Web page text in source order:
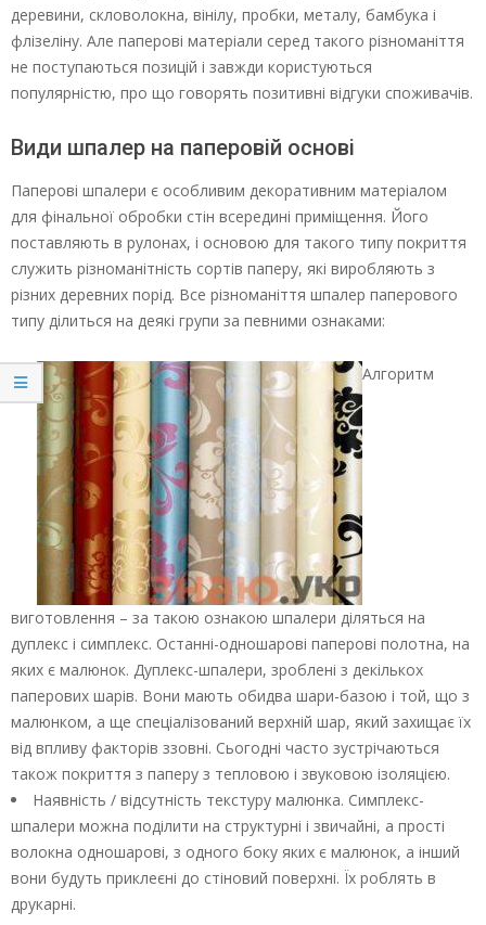
деревини, скловолокна, вінілу, пробки, металу, бамбука і
флізеліну. Але паперові матеріали серед такого різноманіття
не поступаються позицій і завжди користуються
популярністю, про що говорять позитивні відгуки споживачів.
Види шпалер на паперовій основі
Паперові шпалери є особливим декоративним матеріалом
для фінальної обробки стін всередині приміщення. Його
поставляють в рулонах, і основою для такого типу покриття
служить різноманітність сортів паперу, які виробляють з
різних деревних порід. Все різноманіття шпалер паперового
типу ділиться на деякі групи за певними ознаками:
Алгоритм
виготовлення – за такою ознакою шпалери діляться на
дуплекс і симплекс. Останні-одношарові паперові полотна, на
яких є малюнок. Дуплекс-шпалери, зроблені з декількох
паперових шарів. Вони мають обидва шари-базою і той, що з
малюнком, а ще спеціалізований верхній шар, який захищає їх
від впливу факторів ззовні. Сьогодні часто зустрічаються
також покриття з паперу з тепловою і звуковою ізоляцією.
Наявність / відсутність текстуру малюнка. Симплекс-
шпалери можна поділити на структурні і звичайні, а прості
волокна одношарові, з одного боку яких є малюнок, а інший
вони будуть приклеєні до стіновий поверхні. Їх роблять в
друкарні.